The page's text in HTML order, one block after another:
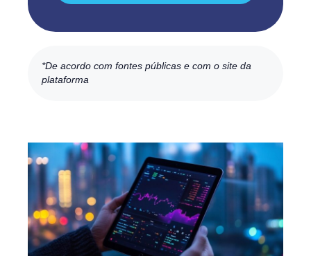
*De acordo com fontes públicas e com o site da
plataforma